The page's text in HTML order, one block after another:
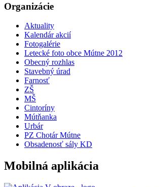
Organizácie
Aktuality
Kalendár akcií
Fotogalérie
Letecké foto obce Mútne 2012
Obecný rozhlas
Stavebný úrad
Farnosť
ZŠ
MŠ
Cintoríny
Mútňanka
Urbár
PZ Chotár Mútne
Obsadenosť sály KD
Mobilná aplikácia